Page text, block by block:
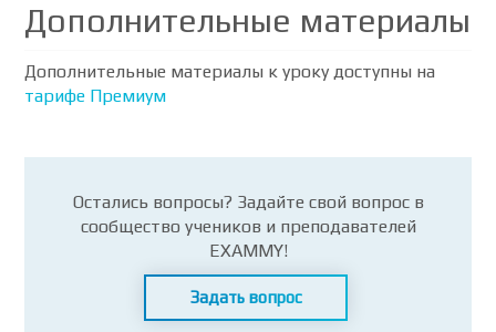
Дополнительные материалы
Дополнительные материалы к уроку доступны на
тарифе Премиум
Остались вопросы? Задайте свой вопрос в
сообщество учеников и преподавателей
EXAMMY!
Задать вопрос